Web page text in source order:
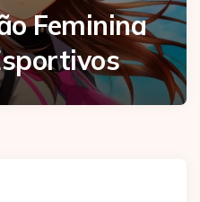
Feminina